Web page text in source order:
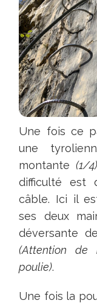
Une fois ce
une
montante(1/4)
difficulté est
câble. Ici il
ses deux
déversante
(Attention de
poulie).
Une fois la